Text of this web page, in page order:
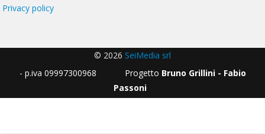
Privacy policy
© 2026 SeiMedia srl
- p.iva 09997300968 Progetto Bruno Grillini - Fabio
Passoni